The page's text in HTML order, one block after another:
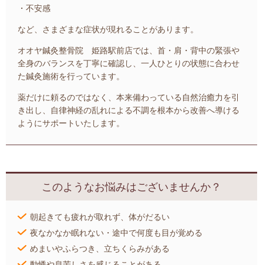
・不安感
など、さまざまな症状が現れることがあります。
オオヤ鍼灸整骨院 姫路駅前店では、首・肩・背中の緊張や
全身のバランスを丁寧に確認し、一人ひとりの状態に合わせ
た鍼灸施術を行っています。
薬だけに頼るのではなく、本来備わっている自然治癒力を引
き出し、自律神経の乱れによる不調を根本から改善へ導ける
ようにサポートいたします。
このようなお悩みはございませんか？
朝起きても疲れが取れず、体がだるい
夜なかなか眠れない・途中で何度も目が覚める
めまいやふらつき、立ちくらみがある